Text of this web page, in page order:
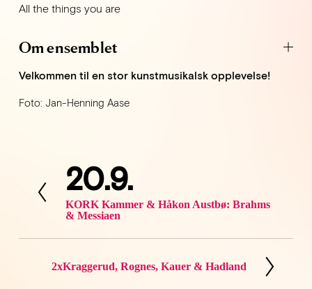
All the things you are
Om ensemblet
Velkommen til en stor kunstmusikalsk opplevelse!
Foto: Jan-Henning Aase
F
o
r
r
i
e
20.9.
KORK Kammer & Håkon Austbø: Brahms
& Messiaen
2xKraggerud, Rognes, Kauer & Hadland